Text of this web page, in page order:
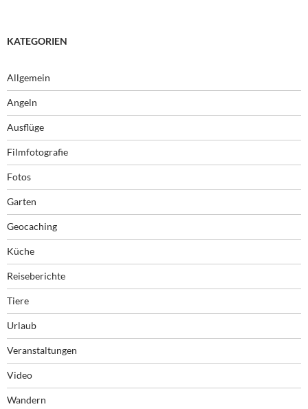
KATEGORIEN
Allgemein
Angeln
Ausflüge
Filmfotografie
Fotos
Garten
Geocaching
Küche
Reiseberichte
Tiere
Urlaub
Veranstaltungen
Video
Wandern